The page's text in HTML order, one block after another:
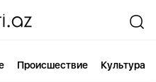
Происшествие Культура